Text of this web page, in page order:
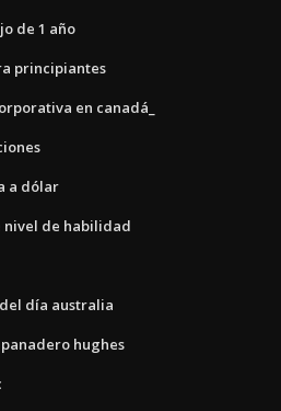
de 1 año
principiantes
en canadá_
a dólar
nivel de habilidad
día australia
hughes